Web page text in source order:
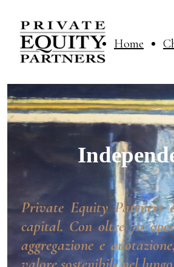
Home
Private Equity Partners
capital. Con oltre 70
aggregazione e